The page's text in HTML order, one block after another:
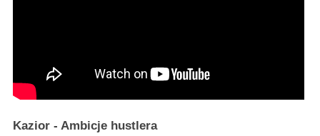
Kazior - Ambicje hustlera